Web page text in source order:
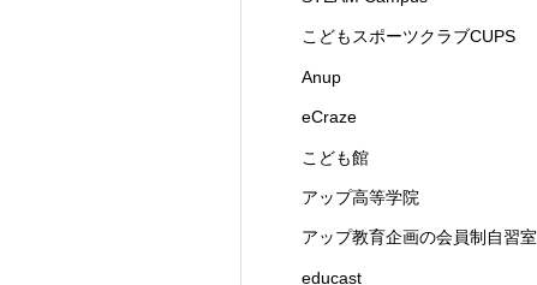
こどもスポーツクラブCUPS
Anup
eCraze
こども館
アップ高等学院
アップ教育企画の会員制自習室
educast